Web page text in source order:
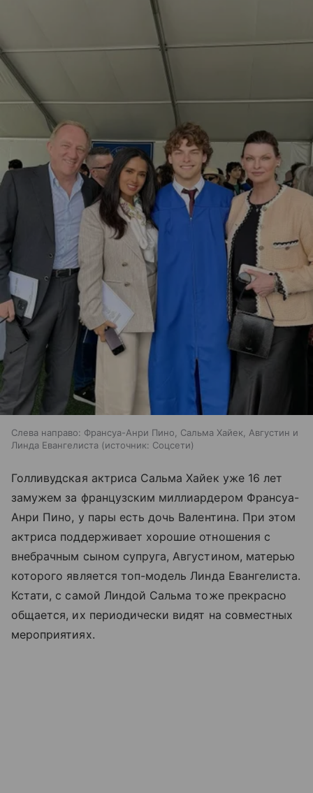
Слева направо: Франсуа-Анри Пино, Сальма Хайек, Августин и
Линда Евангелиста
источник: Соцсети
Голливудская актриса Сальма Хайек уже 16 лет
замужем за французским миллиардером Франсуа-
Анри Пино, у пары есть дочь Валентина. При этом
актриса поддерживает хорошие отношения с
внебрачным сыном супруга, Августином, матерью
которого является топ-модель Линда Евангелиста.
Кстати, с самой Линдой Сальма тоже прекрасно
общается, их периодически видят на совместных
мероприятиях.